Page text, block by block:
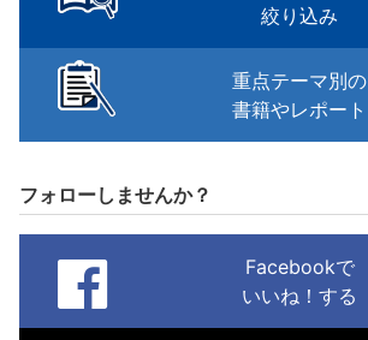
絞り込み
重点テーマ別の
書籍やレポート
フォローしませんか？
Facebookで
いいね！する